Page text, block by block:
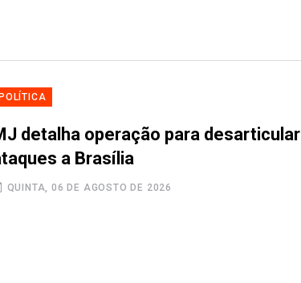
detalha operação para desarticular
a Brasília
QUINTA, 06 DE AGOSTO DE 2026